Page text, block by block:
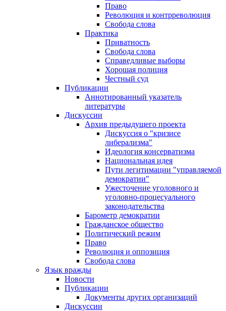
Право
Революция и контрреволюция
Свобода слова
Практика
Приватность
Свобода слова
Справедливые выборы
Хорошая полиция
Честный суд
Публикации
Аннотированный указатель
литературы
Дискуссии
Архив предыдущего проекта
Дискуссия о "кризисе
либерализма"
Идеология консерватизма
Национальная идея
Пути легитимации "управляемой
демократии"
Ужесточение уголовного и
уголовно-процесуального
законодательства
Барометр демократии
Гражданское общество
Политический режим
Право
Революция и оппозиция
Свобода слова
Язык вражды
Новости
Публикации
Документы других организаций
Дискуссии